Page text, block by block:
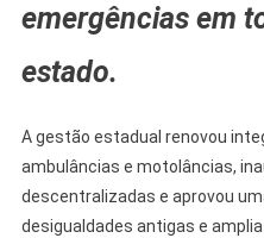
Categoria
emergências em
estado.
A gestão estadual renovou
ambulâncias e motolâncias,
descentralizadas e aprovou
desigualdades antigas e